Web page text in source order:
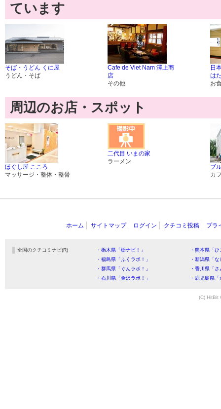
ています
そば・うどん くに屋
うどん・そば
Cafe de Viet Nam 澤上商
店
その他
日
は
お
周辺のお店・スポット
ほぐし屋 こころ
マッサージ・整体・整骨
二代目 いまの家
ラーメン
ブ
カ
ホーム サイトマップ ログイン クチコミ投稿 プラ
全国のクチコミナビ(R) ・栃木県「栃ナビ！」
・熊本県「
・福島県「ふくラボ！」
・新潟県「
・群馬県「ぐんラボ！」
・香川県「
・石川県「金沢ラボ！」
・鹿児島県
(C) HitBit